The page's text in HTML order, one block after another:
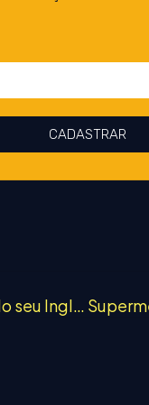
CADASTRAR
Praticando seu Ingles – Listening :)